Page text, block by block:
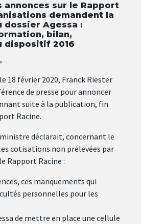
annonces sur le Rapport
demandent la
dossier Agessa :
bilan,
dispositif 2016
18 février 2020, Franck Riester
de presse pour annoncer
suite à la publication, fin
Racine.
déclarait, concernant le
cotisations non prélevées par
Rapport Racine :
ces manquements qui
personnelles pour les
de mettre en place une cellule